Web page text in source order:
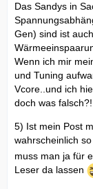
Das Sandys in
Gen) sind ist
Wenn ich mir
und Tuning
Vcore..und ich
doch was falsch?!
5) Ist mein Post
wahrscheinlich
muss man ja für
Leser da lassen